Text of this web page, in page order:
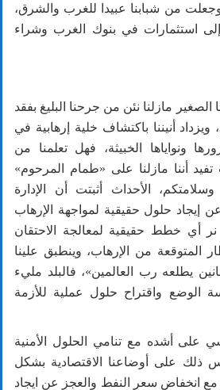
وجعلت من شبابنا عبيدا للغرب والشرق،
استثمارات في بنوك الغرب وشراء
الصغير مازلنا نئن من جرحنا البليغ بفقد
أنيننا باكتشاف خلية إرهابية في
ونواياها الخبيثة، فهل تعلمنا من
أننا مازلنا على «طمام المرحوم»
الأحداث أثبتت أن الإدارة
إيجاد حلول حقيقية لمواجهة الإرهاب
نر أي خطط حقيقية لمعالجة الاحتقان
المتوقعة من الإرهاب، وينطبق علينا
يطلعه رب العالمين»، فالبلد مليء
الوضع واقتراح حلول عملية للأزمة
على أشده مع تنامي الحلول الأمنية
ذلك على أوضاعنا الاقتصادية بشكل
انخفاض سعر النفط والعجز عن ايجاد